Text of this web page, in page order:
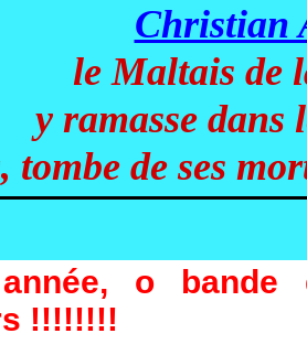
Christian
le Maltais de
y ramasse
tombe de ses
o bande
!!!!!!!!